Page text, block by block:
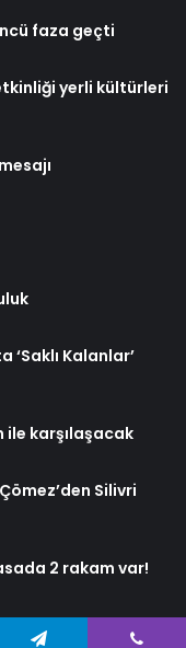
faza geçti
yerli kültürleri
‘Saklı Kalanlar’
ile karşılaşacak
Silivri
2 rakam var!